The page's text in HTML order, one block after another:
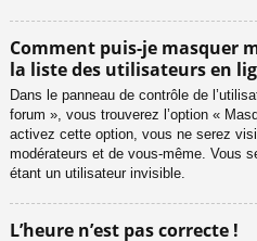
Comment puis-je masquer
la liste des utilisateurs en
Dans le panneau de contrôle de
forum », vous trouverez l’option «
activez cette option, vous ne serez
modérateurs et de vous-même. Vous
étant un utilisateur invisible.
L’heure n’est pas correcte !